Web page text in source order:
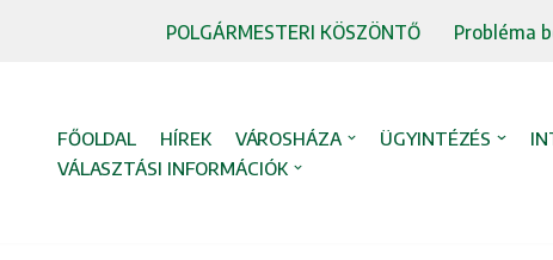
POLGÁRMESTERI KÖSZÖNTŐ Probléma
FŐOLDAL HÍREK VÁROSHÁZA ÜGYINTÉZÉS
VÁLASZTÁSI INFORMÁCIÓK